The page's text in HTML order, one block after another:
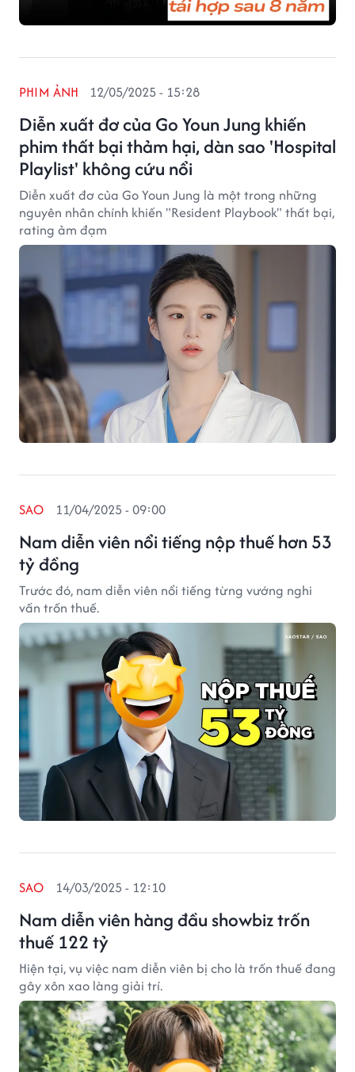
Diễn xuất đơ của Go Youn Jung khiến
phim thất bại thảm hại, dàn sao 'Hospital
Playlist' không cứu nổi
PHIM ẢNH 12/05/2025 - 15:28
Diễn xuất đơ của Go Youn Jung là một trong những
nguyên nhân chính khiến "Resident Playbook" thất bại,
rating ảm đạm
Nam diễn viên nổi tiếng nộp thuế hơn 53
tỷ đồng
SAO 11/04/2025 - 09:00
Trước đó, nam diễn viên nổi tiếng từng vướng nghi
vấn trốn thuế.
Nam diễn viên hàng đầu showbiz trốn
thuế 122 tỷ
SAO 14/03/2025 - 12:10
Hiện tại, vụ việc nam diễn viên bị cho là trốn thuế đang
gây xôn xao làng giải trí.